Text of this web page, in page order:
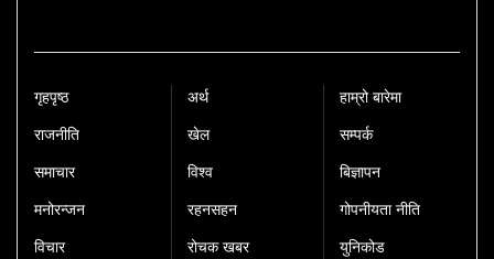
गृहपृष्‍ठ
राजनीति
समाचार
मनोरन्जन
विचार
अर्थ
खेल
विश्व
रहनसहन
रोचक खबर
हाम्रो बारेमा
सम्पर्क
बिज्ञापन
गोपनीयता नीति
युनिकोड